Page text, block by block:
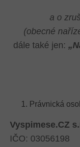
a o
(obecné
dále také jen:
Právnická
Vyspimese.CZ
IČO: 03056198